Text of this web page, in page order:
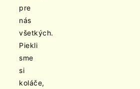
pre
nás
všetkých.
Piekli
sme
si
koláče,